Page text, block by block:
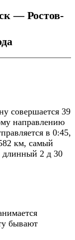
— Ростов-
совершается 39
направлению
в 0:45,
км, самый
длинный 2 д 30
бывают